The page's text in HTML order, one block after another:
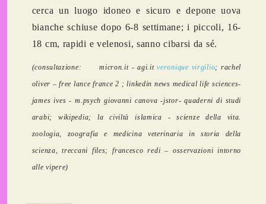
cerca un luogo idoneo e sicuro e depone uova
bianche schiuse dopo 6-8 settimane; i piccoli, 16-
18 cm, rapidi e velenosi, sanno cibarsi da sé.
(consultazione: micron.it - agi.itveronique virgilio; rachel
oliver – free lance france 2 ; linkedin news medical life sciences-
james ives - m.psych giovanni canova -jstor- quaderni di studi
arabi; wikipedia; la civiltà islamica - scienze della vita.
zoologia, zoografia e medicina veterinaria in storia della
scienza, treccani files; francesco redi – osservazioni intorno
alle vipere)